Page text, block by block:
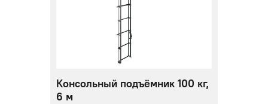
Консольный подъёмник 100 кг,
6 м